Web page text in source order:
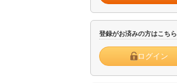
登録がお済みの方はこちら
ログイン